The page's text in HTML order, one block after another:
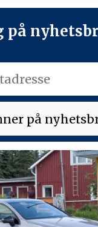
på